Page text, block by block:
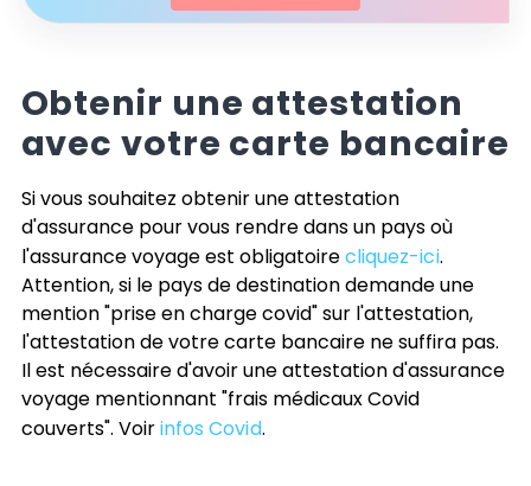
Obtenir une attestation
avec votre carte bancaire
Si vous souhaitez obtenir une attestation
d'assurance pour vous rendre dans un pays où
l'assurance voyage est obligatoirecliquez-ici.
Attention, si le pays de destination demande une
mention "prise en charge covid" sur l'attestation,
l'attestation de votre carte bancaire ne suffira pas.
Il est nécessaire d'avoir une attestation d'assurance
voyage mentionnant "frais médicaux Covid
couverts". Voirinfos Covid.